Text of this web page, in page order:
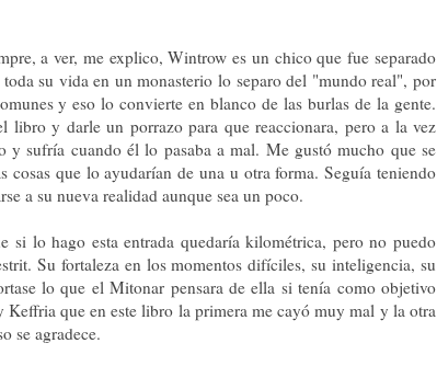
a ver, me explico, Wintrow es un chico que fue separado
su vida en un monasterio lo separo del "mundo real", por
y eso lo convierte en blanco de las burlas de la gente.
libro y darle un porrazo para que reaccionara, pero a la vez
sufría cuando él lo pasaba a mal. Me gustó mucho que se
que lo ayudarían de una u otra forma. Seguía teniendo
a su nueva realidad aunque sea un poco.
si lo hago esta entrada quedaría kilométrica, pero no puedo
Su fortaleza en los momentos difíciles, su inteligencia, su
lo que el Mitonar pensara de ella si tenía como objetivo
que en este libro la primera me cayó muy mal y la otra
se agradece.